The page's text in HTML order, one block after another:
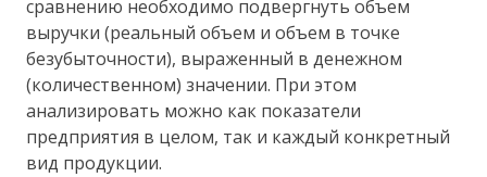
сравнению необходимо подвергнуть объем
выручки (реальный объем и объем в точке
безубыточности), выраженный в денежном
(количественном) значении. При этом
анализировать можно как показатели
предприятия в целом, так и каждый конкретный
вид продукции.